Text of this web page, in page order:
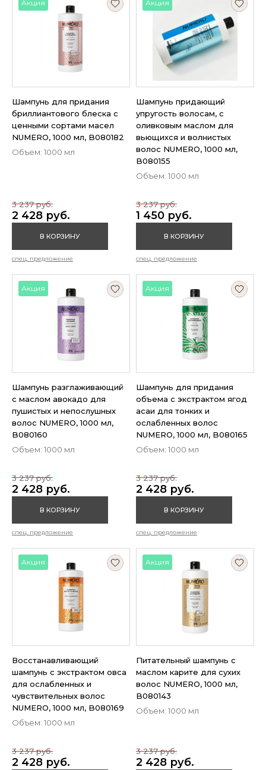
Акция
Шампунь для придания
бриллиантового блеска с
ценными сортами масел
NUMERO, 1000 мл, B080182
Объем: 1000 мл
2 428 руб.
3 237 руб.
В КОРЗИНУ
спец. предложение
Акция
Шампунь придающий
упругость волосам, с
оливковым маслом для
вьющихся и волнистых
волос NUMERO, 1000 мл,
B080155
Объем: 1000 мл
1 450 руб.
3 237 руб.
В КОРЗИНУ
спец. предложение
Акция
Шампунь разглаживающий
с маслом авокадо для
пушистых и непослушных
волос NUMERO, 1000 мл,
B080160
Объем: 1000 мл
2 428 руб.
3 237 руб.
В КОРЗИНУ
спец. предложение
Акция
Шампунь для придания
объема с экстрактом ягод
асаи для тонких и
ослабленных волос
NUMERO, 1000 мл, B080165
Объем: 1000 мл
2 428 руб.
3 237 руб.
В КОРЗИНУ
спец. предложение
Акция
Восстанавливающий
шампунь с экстрактом овса
для ослабленных и
чувствительных волос
NUMERO, 1000 мл, B080169
Объем: 1000 мл
2 428 руб.
3 237 руб.
Акция
Питательный шампунь с
маслом карите для сухих
волос NUMERO, 1000 мл,
B080143
Объем: 1000 мл
2 428 руб.
3 237 руб.